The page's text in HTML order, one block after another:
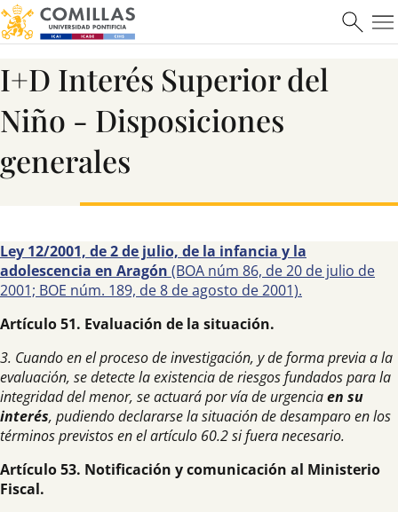
Máster en Ciberseguridad
I+D Interés Superior del
Niño - Disposiciones
generales
Ley 12/2001, de 2 de julio, de la infancia y la
adolescencia en Aragón (BOA núm 86, de 20 de julio de
2001; BOE núm. 189, de 8 de agosto de 2001).
Artículo 51. Evaluación de la situación.
3. Cuando en el proceso de investigación, y de forma previa a la
evaluación, se detecte la existencia de riesgos fundados para la
integridad del menor, se actuará por vía de urgenciaen su
interés, pudiendo declararse la situación de desamparo en los
términos previstos en el artículo 60.2 si fuera necesario.
Artículo 53. Notificación y comunicación al Ministerio
Fiscal.